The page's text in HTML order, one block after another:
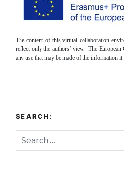
The content of this virtual collaboration
reflect only the authors’ view. The
any use that may be made of the information it
SEARCH: